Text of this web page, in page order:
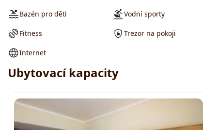
Bazén pro děti
Fitness
Internet
Vodní sporty
Trezor na pokoji
Ubytovací kapacity